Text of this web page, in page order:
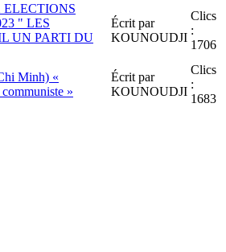
" LES
UN PARTI DU
Écrit par
KOUNOUDJI
Clics
:
1706
Minh) «
»
Écrit par
KOUNOUDJI
Clics
:
1683